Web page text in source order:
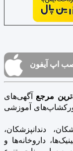
اپ آیفون
مرجع آگهی‌های
ورکشاپ‌های آموزشی
دندانپزشکان،
داروخانه‌ها و